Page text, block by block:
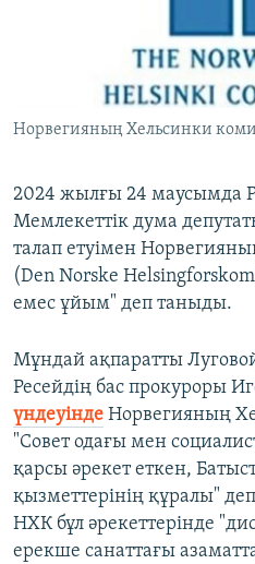
Басқа тілдерде
Норвегияның Хельсинки
2024 жылғы 24 маусымда
Мемлекеттік дума
талап етуімен
(Den Norske
емес ұйым" деп таныды.
Мұндай ақпаратты
Ресейдің бас прокуроры
үндеуінде Норвегияның
"Совет одағы мен
қарсы әрекет еткен,
қызметтерінің құралы"
НХК бұл әрекеттерінде
ерекше санаттағы